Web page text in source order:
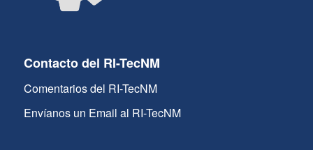
Contacto del RI-TecNM
Comentarios del RI-TecNM
Envíanos un Email al RI-TecNM